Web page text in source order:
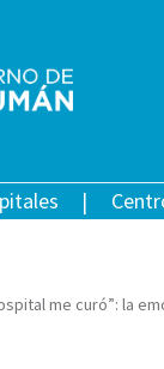
me curó”: la